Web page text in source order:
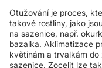
Otužování je proces,
takové rostliny, jako
na sazenice, např.
bazalka. Aklimatizace
květinám a trvalkám
sazenice. Zocelit lze